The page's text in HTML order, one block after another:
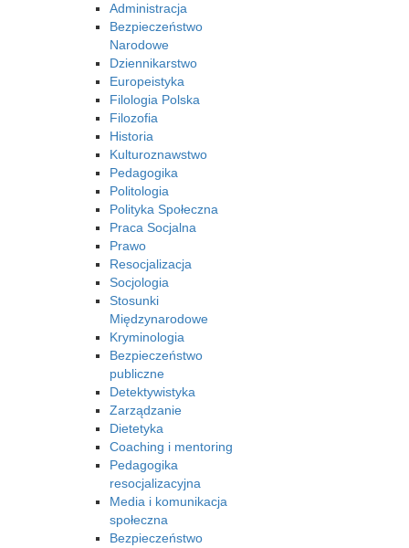
Administracja
Bezpieczeństwo
Narodowe
Dziennikarstwo
Europeistyka
Filologia Polska
Filozofia
Historia
Kulturoznawstwo
Pedagogika
Politologia
Polityka Społeczna
Praca Socjalna
Prawo
Resocjalizacja
Socjologia
Stosunki
Międzynarodowe
Kryminologia
Bezpieczeństwo
publiczne
Detektywistyka
Zarządzanie
Dietetyka
Coaching i mentoring
Pedagogika
resocjalizacyjna
Media i komunikacja
społeczna
Bezpieczeństwo